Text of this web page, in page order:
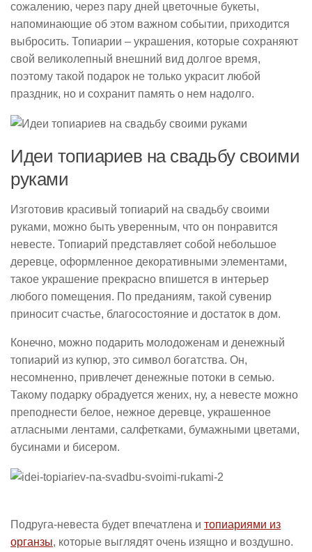
сожалению, через пару дней цветочные букеты,
напоминающие об этом важном событии, приходится
выбросить. Топиарии – украшения, которые сохраняют
свой великолепный внешний вид долгое время,
поэтому такой подарок не только украсит любой
праздник, но и сохранит память о нем надолго.
Идеи топиариев на свадьбу своими
руками
Изготовив красивый топиарий на свадьбу своими
руками, можно быть уверенным, что он понравится
невесте. Топиарий представляет собой небольшое
деревце, оформленное декоративными элементами,
такое украшение прекрасно впишется в интерьер
любого помещения. По преданиям, такой сувенир
приносит счастье, благосостояние и достаток в дом.
Конечно, можно подарить молодоженам и денежный
топиарий из купюр, это символ богатства. Он,
несомненно, привлечет денежные потоки в семью.
Такому подарку обрадуется жених, ну, а невесте можно
преподнести белое, нежное деревце, украшенное
атласными лентами, салфетками, бумажными цветами,
бусинами и бисером.
Подруга-невеста будет впечатлена и топиариями из
органзы, которые выглядят очень изящно и воздушно.